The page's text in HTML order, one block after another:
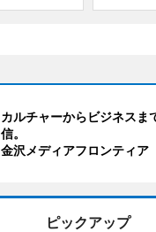
カルチャーからビジネスま
信。
金沢メディアフロンティア
ピックアップ